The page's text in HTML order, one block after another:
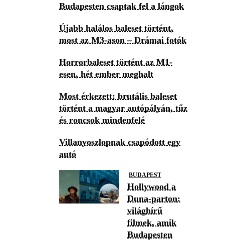
Budapesten csaptak fel a lángok
Újabb halálos baleset történt,
most az M3-ason – Drámai fotók
Horrorbaleset történt az M1-
esen, hét ember meghalt
Most érkezett: brutális baleset
történt a magyar autópályán, tűz
és roncsok mindenfelé
Villanyoszlopnak csapódott egy
autó
BUDAPEST
Hollywood a
Duna-parton:
világhírű
filmek, amik
Budapesten